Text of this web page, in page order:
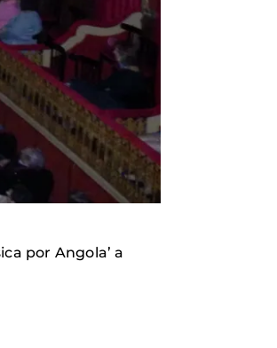
por Angola’ a